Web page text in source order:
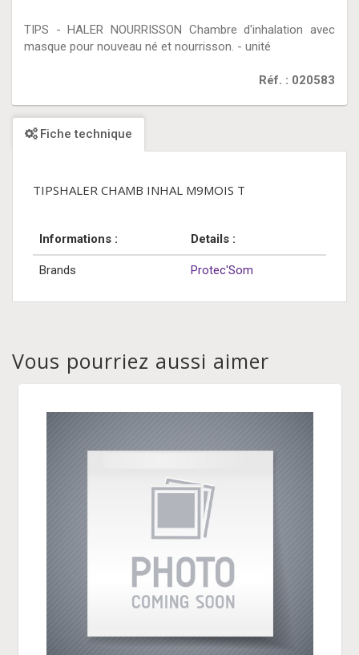
TIPS - HALER NOURRISSON Chambre d'inhalation avec
masque pour nouveau né et nourrisson. - unité
Réf. : 020583
Fiche technique
TIPSHALER CHAMB INHAL M9MOIS T
Informations : Details :
Brands Protec'Som
Vous pourriez aussi aimer